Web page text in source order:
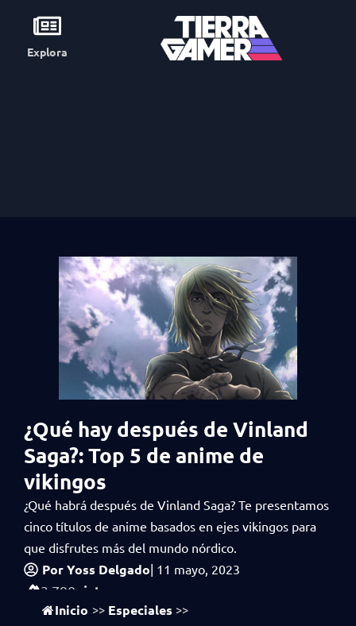
Explora
¿Qué hay después de Vinland
Saga?: Top 5 de anime de
vikingos
¿Qué habrá después de Vinland Saga? Te presentamos
cinco títulos de anime basados en ejes vikingos para
que disfrutes más del mundo nórdico.
PorYoss Delgado| 11 mayo, 2023
3,790 vistas
Inicio >> Especiales >>